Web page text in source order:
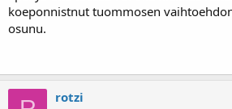
koeponnistnut tuommosen
osunu.
rotzi